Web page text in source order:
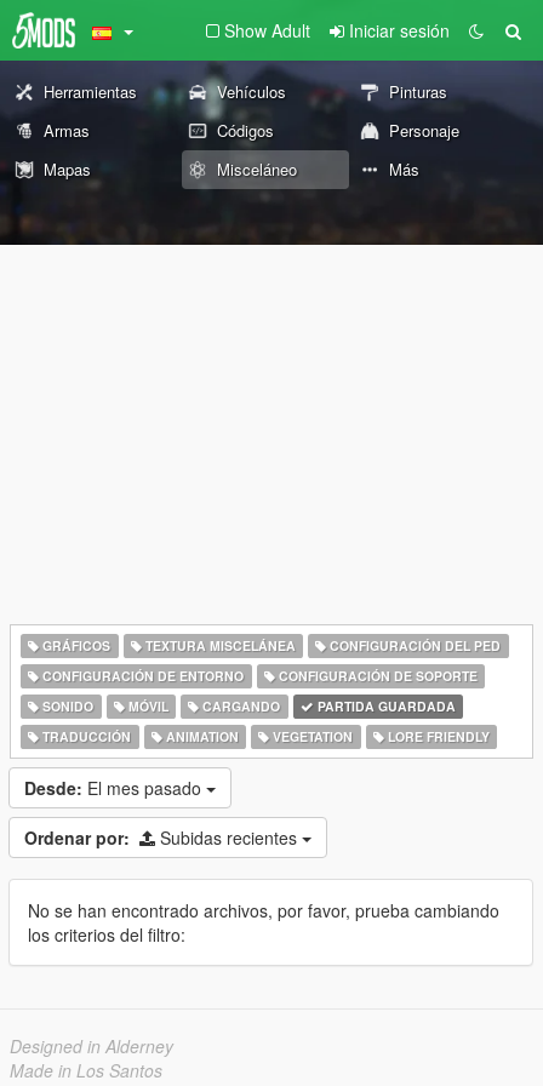
Show Adult Iniciar sesión
Herramientas Vehículos
Pinturas
Armas
Códigos
Personaje
Mapas
Misceláneo Más
GRÁFICOS TEXTURA MISCELÁNEA
CONFIGURACIÓN DEL PED
CONFIGURACIÓN DE ENTORNO
CONFIGURACIÓN DE SOPORTE
SONIDO
MÓVIL CARGANDO
PARTIDA GUARDADA
TRADUCCIÓN
ANIMATION VEGETATION LORE FRIENDLY
Desde: El mes pasado
Ordenar por: Subidas recientes
No se han encontrado archivos, por favor, prueba cambiando
los criterios del filtro:
Designed in Alderney
Made in Los Santos